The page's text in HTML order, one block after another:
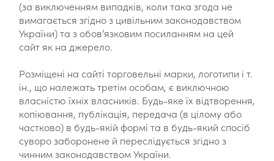
(за виключенням випадків, коли така згода не
вимагається згідно з цивільним законодавством
України) та з обов’язковим посиланням на цей
сайт як на джерело.
Розміщені на сайті торговельні марки, логотипи і т.
ін., що належать третім особам, є виключною
власністю їхніх власників. Будь-яке їх відтворення,
копіювання, публікація, передача (в цілому або
частково) в будь-якій формі та в будь-який спосіб
суворо заборонене й переслідується згідно з
чинним законодавством України.